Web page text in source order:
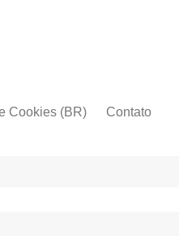
Cookies (BR) Contato